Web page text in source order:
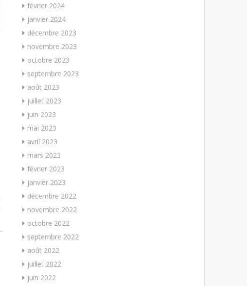
février 2024
janvier 2024
décembre 2023
novembre 2023
octobre 2023
septembre 2023
août 2023
juillet 2023
juin 2023
mai 2023
avril 2023
mars 2023
février 2023
janvier 2023
décembre 2022
novembre 2022
octobre 2022
septembre 2022
août 2022
juillet 2022
juin 2022